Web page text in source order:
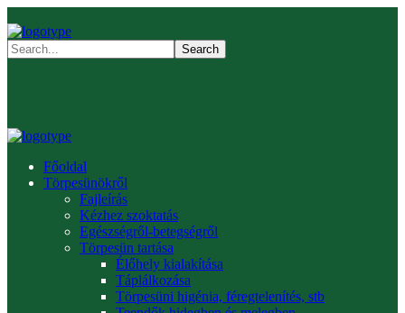
Főoldal
Törpesünökről
Fajleírás
Kézhez szoktatás
Egészségről-betegségről
Törpesün tartása
Élőhely kialakítása
Táplálkozása
Törpesüni higénia, féregtelenítés, stb